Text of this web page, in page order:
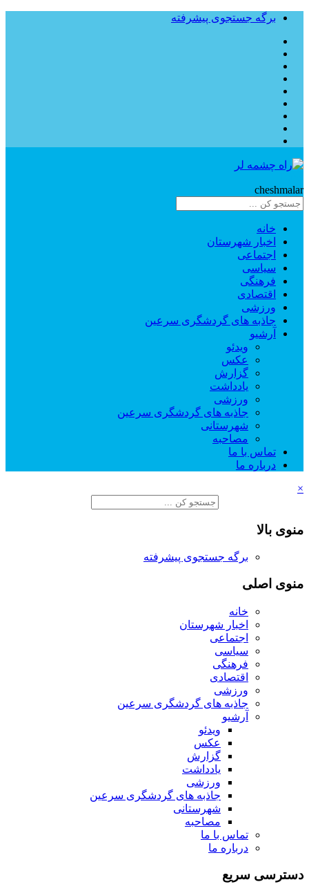
برگه جستجوی پیشرفته
cheshmalar
خانه
اخبار شهرستان
اجتماعی
سیاسی
فرهنگی
اقتصادی
ورزشی
جاذبه های گردشگری سرعین
آرشیو
ویدئو
عکس
گزارش
یادداشت
ورزشی
جاذبه های گردشگری سرعین
شهرستانی
مصاحبه
تماس با ما
درباره ما
×
منوی بالا
برگه جستجوی پیشرفته
منوی اصلی
خانه
اخبار شهرستان
اجتماعی
سیاسی
فرهنگی
اقتصادی
ورزشی
جاذبه های گردشگری سرعین
آرشیو
ویدئو
عکس
گزارش
یادداشت
ورزشی
جاذبه های گردشگری سرعین
شهرستانی
مصاحبه
تماس با ما
درباره ما
دسترسی سریع